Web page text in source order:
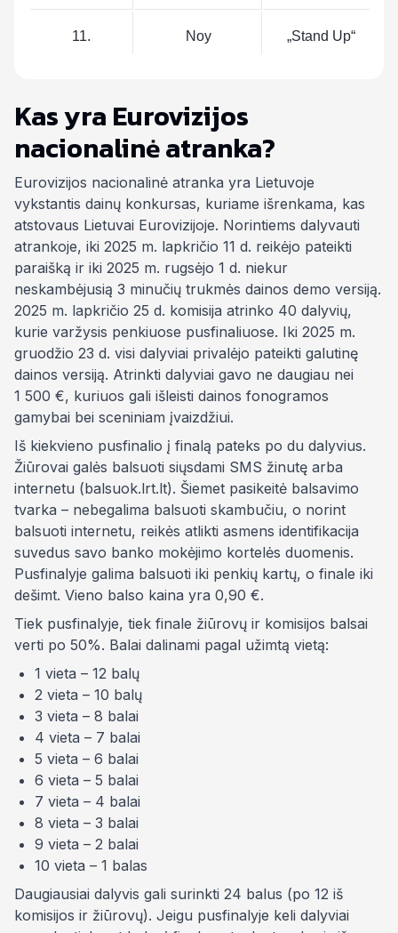
11. Noy „Stand Up“
Kas yra Eurovizijos
nacionalinė atranka?
Eurovizijos nacionalinė atranka yra Lietuvoje
vykstantis dainų konkursas, kuriame išrenkama, kas
atstovaus Lietuvai Eurovizijoje. Norintiems dalyvauti
atrankoje, iki 2025 m. lapkričio 11 d. reikėjo pateikti
paraišką ir iki 2025 m. rugsėjo 1 d. niekur
neskambėjusią 3 minučių trukmės dainos demo versiją.
2025 m. lapkričio 25 d. komisija atrinko 40 dalyvių,
kurie varžysis penkiuose pusfinaliuose. Iki 2025 m.
gruodžio 23 d. visi dalyviai privalėjo pateikti galutinę
dainos versiją. Atrinkti dalyviai gavo ne daugiau nei
1 500 €, kuriuos gali išleisti dainos fonogramos
gamybai bei sceniniam įvaizdžiui.
Iš kiekvieno pusfinalio į finalą pateks po du dalyvius.
Žiūrovai galės balsuoti siųsdami SMS žinutę arba
internetu (balsuok.lrt.lt). Šiemet pasikeitė balsavimo
tvarka – nebegalima balsuoti skambučiu, o norint
balsuoti internetu, reikės atlikti asmens identifikacija
suvedus savo banko mokėjimo kortelės duomenis.
Pusfinalyje galima balsuoti iki penkių kartų, o finale iki
dešimt. Vieno balso kaina yra 0,90 €.
Tiek pusfinalyje, tiek finale žiūrovų ir komisijos balsai
verti po 50%. Balai dalinami pagal užimtą vietą:
1 vieta – 12 balų
2 vieta – 10 balų
3 vieta – 8 balai
4 vieta – 7 balai
5 vieta – 6 balai
6 vieta – 5 balai
7 vieta – 4 balai
8 vieta – 3 balai
9 vieta – 2 balai
10 vieta – 1 balas
Daugiausiai dalyvis gali surinkti 24 balus (po 12 iš
komisijos ir žiūrovų). Jeigu pusfinalyje keli dalyviai